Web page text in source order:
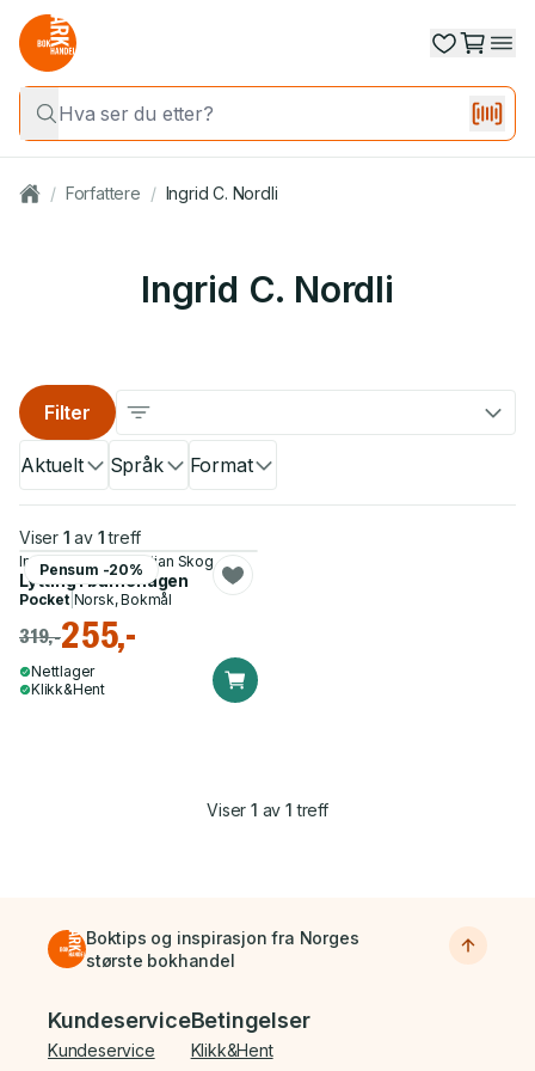
/ Forfattere / Ingrid C. Nordli
Ingrid C. Nordli
Aktuelt Språk Format
Filter
Viser 1 av 1 treff
Pensum -20%
Ingrid C. Nordli, Kristian Skog
Lytting i barnehagen
Pocket| Norsk, Bokmål
319,-255,-
Nettlager
Klikk&Hent
Viser1 av 1 treff
Boktips og inspirasjon fra Norges
største bokhandel
Bunnmeny
Kundeservice
Kundeservice
Betingelser
Klikk&Hent